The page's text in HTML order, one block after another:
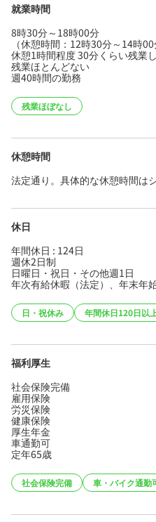
就業時間
8時30分～18時00分
（休憩時間：12時30分～14時00
休憩1時間程度 30分くらい残業
残業ほとんどない
週40時間の勤務
残業ほぼなし
休憩時間
法定通り。具体的な休憩時間は
休日
年間休日 : 124日
週休2日制
日曜日・祝日・その他週1日
年次有給休暇（法定）、年末年
日・祝休み 年間休日120日以
福利厚生
社会保険完備
雇用保険
労災保険
健康保険
厚生年金
車通勤可
定年65歳
社会保険完備 車・バイク通勤